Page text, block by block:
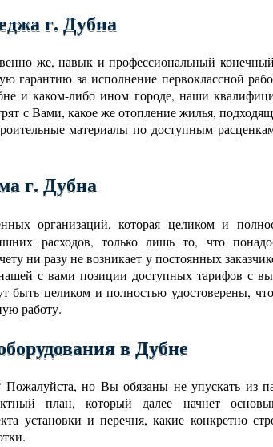
г. Дубна
же, навык и профессиональный конечный
гарантию за исполнение первоклассной
и каком-либо ином городе, наши
с Вами, какое же отопление жилья,
материалы по доступным
г. Дубна
организаций, которая целиком и
расходов, только лишь то, что
ни разу не возникает у постоянных
с вами позиции доступных тарифов с
быть целиком и полностью удостоверены,
работу.
в Дубне
Пожалуйста, но Вы обязаны не упускать из
план, который далее начнет
установки и перечня, какие конкретно